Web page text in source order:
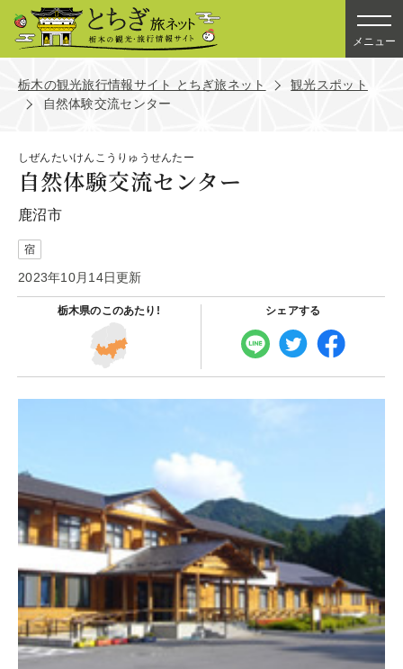
メニュー
栃木の観光旅行情報サイト とちぎ旅ネット
観光スポット
自然体験交流センター
しぜんたいけんこうりゅうせんたー
自然体験交流センター
鹿沼市
宿
2023年10月14日更新
栃木県のこのあたり! シェアする